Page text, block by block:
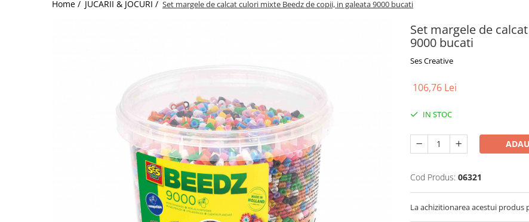
Jucarii de Sortare
Home / JUCARII & JOCURI / Set margele de calcat culori mixte Beedz de copii, in galeata 9000 bucati
Set margele de
9000 bucati
Ses Creative
106,76 Lei
IN STOC
Cod Produs: 06321
La achizitionarea acestui produs